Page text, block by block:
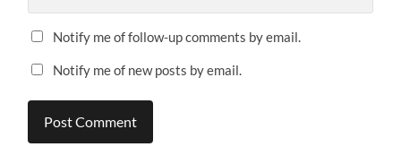
Notify me of follow-up comments by email.
Notify me of new posts by email.